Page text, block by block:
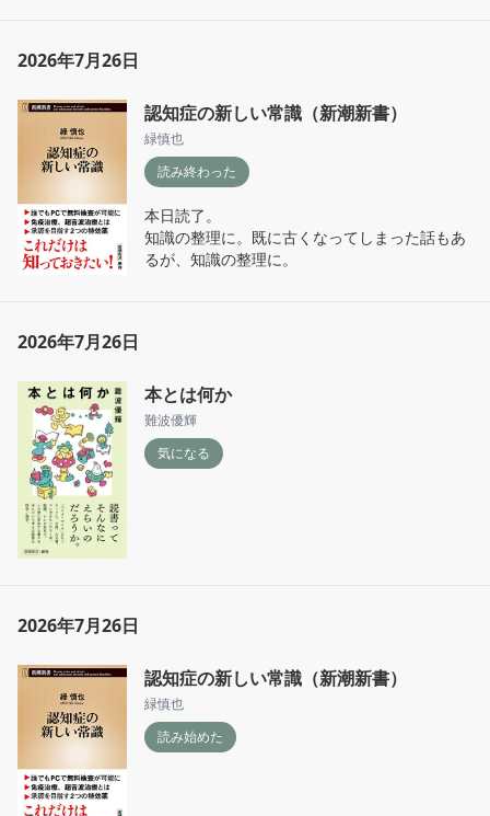
2026年7月26日
認知症の新しい常識（新潮新書）
緑慎也
読み終わった
本日読了。
知識の整理に。既に古くなってしまった話もあ
るが、知識の整理に。
2026年7月26日
本とは何か
難波優輝
気になる
2026年7月26日
認知症の新しい常識（新潮新書）
緑慎也
読み始めた